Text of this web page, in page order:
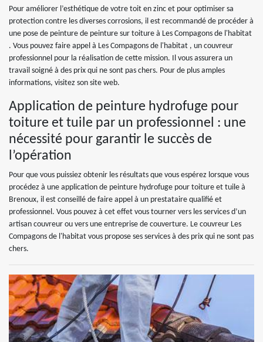
Pour améliorer l’esthétique de votre toit en zinc et pour optimiser sa
protection contre les diverses corrosions, il est recommandé de procéder à
une pose de peinture de peinture sur toiture à Les Compagons de l'habitat
. Vous pouvez faire appel à Les Compagons de l'habitat , un couvreur
professionnel pour la réalisation de cette mission. Il vous assurera un
travail soigné à des prix qui ne sont pas chers. Pour de plus amples
informations, visitez son site web.
Application de peinture hydrofuge pour
toiture et tuile par un professionnel : une
nécessité pour garantir le succès de
l’opération
Pour que vous puissiez obtenir les résultats que vous espérez lorsque vous
procédez à une application de peinture hydrofuge pour toiture et tuile à
Brenoux, il est conseillé de faire appel à un prestataire qualifié et
professionnel. Vous pouvez à cet effet vous tourner vers les services d’un
artisan couvreur ou vers une entreprise de couverture. Le couvreur Les
Compagons de l'habitat vous propose ses services à des prix qui ne sont pas
chers.